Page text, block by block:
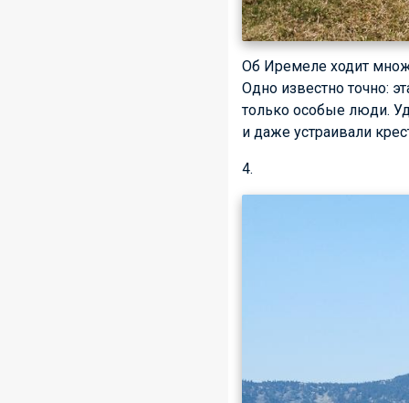
Об Иремеле ходит
Одно известно точно:
только особые люди.
и даже устраивали
4.